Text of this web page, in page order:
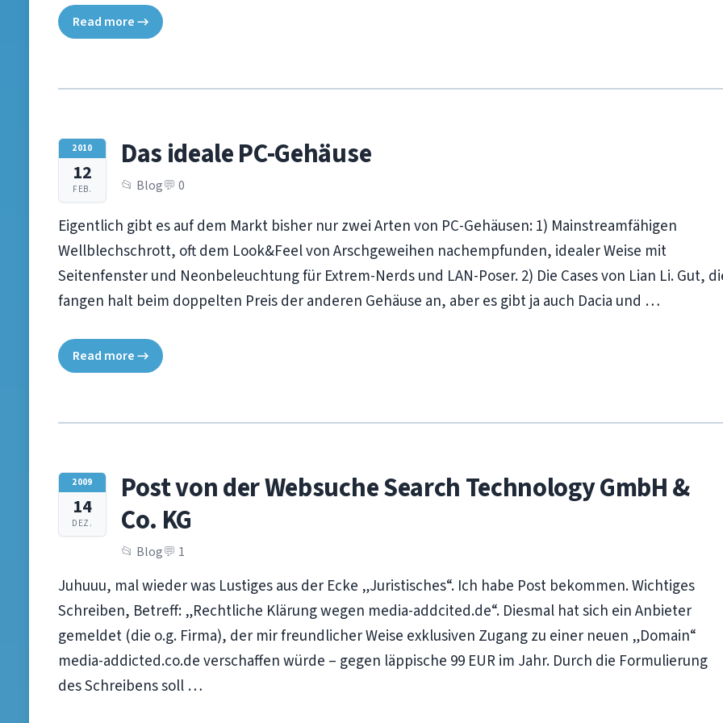
Read more →
2010
12
FEB.
Das ideale PC-Gehäuse
Blog 0
Eigentlich gibt es auf dem Markt bisher nur zwei Arten von PC-Gehäusen: 1) Mainstreamfähigen
Wellblechschrott, oft dem Look&Feel von Arschgeweihen nachempfunden, idealer Weise mit
Seitenfenster und Neonbeleuchtung für Extrem-Nerds und LAN-Poser. 2) Die Cases von Lian Li. Gut,
fangen halt beim doppelten Preis der anderen Gehäuse an, aber es gibt ja auch Dacia und …
Read more →
2009
14
DEZ.
Post von der Websuche Search Technology GmbH &
Co. KG
Blog 1
Juhuuu, mal wieder was Lustiges aus der Ecke „Juristisches“. Ich habe Post bekommen. Wichtiges
Schreiben, Betreff: „Rechtliche Klärung wegen media-addcited.de“. Diesmal hat sich ein Anbieter
gemeldet (die o.g. Firma), der mir freundlicher Weise exklusiven Zugang zu einer neuen „Domain“
media-addicted.co.de verschaffen würde – gegen läppische 99 EUR im Jahr. Durch die Formulierung
des Schreibens soll …